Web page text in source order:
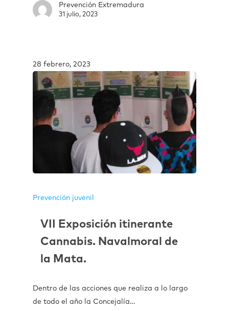
Prevención Extremadura
31 julio, 2023
28 febrero, 2023
Prevención juvenil
VII Exposición itinerante
Cannabis. Navalmoral de
la Mata.
Dentro de las acciones que realiza a lo largo
de todo el año la Concejalía…